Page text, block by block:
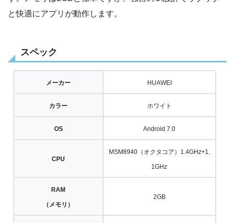
と快適にアプリが動作します。
スペック
メーカー HUAWEI
カラー ホワイト
OS Android 7.0
CPU
MSM8940（オクタコア）1.4GHz+1.
1GHz
RAM
（メモリ）
2GB